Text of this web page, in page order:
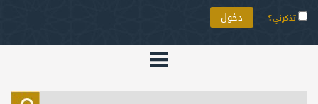
تذكرني؟